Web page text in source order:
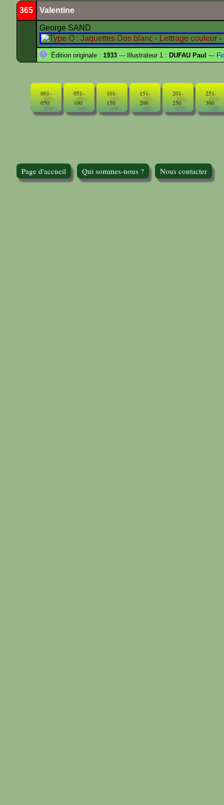
365 Valentine
George SAND
Édition originale : 1933 --- Illustrateur 1 : DUFAU Paul ---
001-
050
051-
100
101-
150
151-
200
201-
250
251-
300
Page d'accueil Qui sommes-nous ? Nous contacter